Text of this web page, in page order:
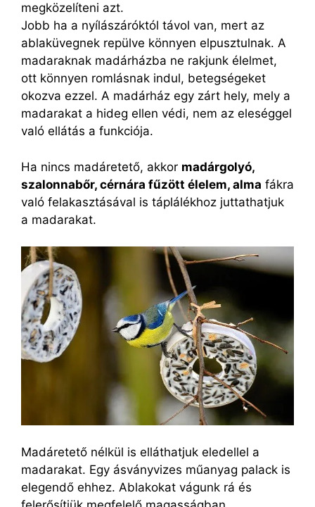
megközelíteni azt.
Jobb ha a nyílászáróktól távol van, mert az
ablaküvegnek repülve könnyen elpusztulnak. A
madaraknak madárházba ne rakjunk élelmet,
ott könnyen romlásnak indul, betegségeket
okozva ezzel. A madárház egy zárt hely, mely a
madarakat a hideg ellen védi, nem az eleséggel
való ellátás a funkciója.
Ha nincs madáretető, akkor madárgolyó,
szalonnabőr, cérnára fűzött élelem, alma fákra
való felakasztásával is táplálékhoz juttathatjuk
a madarakat.
Madáretető nélkül is elláthatjuk eledellel a
madarakat. Egy ásványvizes műanyag palack is
elegendő ehhez. Ablakokat vágunk rá és